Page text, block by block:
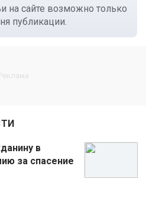
на сайте возможно только
публикации.
в
за спасение